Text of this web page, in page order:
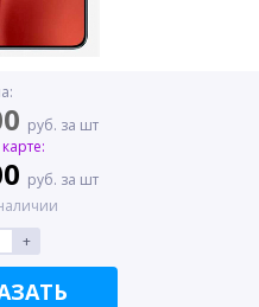
руб. за шт
руб. за шт
+